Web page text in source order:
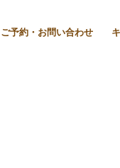
ご予約・お問い合わせ